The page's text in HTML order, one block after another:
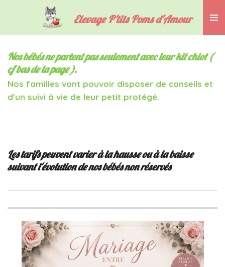
contenu
principal
Elevage P'tits Poms d'Amour
Nos bébés ne partent pas seulement avec leur kit chiot (
cf bas de la page ).
Nos familles vont pouvoir disposer de conseils et
d'un suivi à vie de leur petit protégé.
Les tarifs peuvent varier à la hausse ou à la baisse
suivant l'évolution de nos bébés non réservés